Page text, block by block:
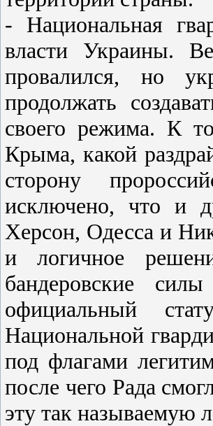
- Национальная
власти Украины.
провалился, но
продолжать
своего режима. К
Крыма, какой
сторону
исключено, что и
Херсон, Одесса и
и логичное
бандеровские
официальный
Национальной
под флагами
после чего Рада
эту так называемую